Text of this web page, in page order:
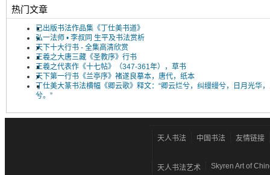
热门文章
已出版书法作品集《丁仕美书道》
弘一法师 • 李叔同 生平及书法赏析
天下十大行书 - 全集高清欣赏
王羲之大唐三藏《圣教序》行书
王羲之代表作《十七帖》（347-361年），草书
天下第一行书《兰亭序》褚遂良摹本，唐代，纸本
丁仕美大篆书法横幅《卿云歌》释文：“卿云烂兮，纠缦缦兮，日月光华
兮。”
天人书法 中国书法 友情链接
天人书法艺术 Skyren Art of